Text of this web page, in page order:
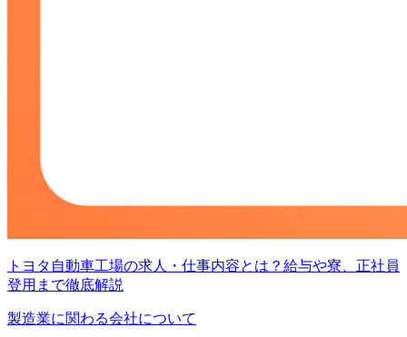
トヨタ自動車工場の求人・仕事内容とは？給与や寮、正社員
登用まで徹底解説
製造業に関わる会社について